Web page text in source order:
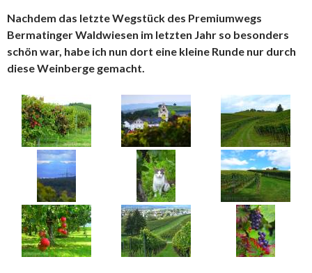
Nachdem das letzte Wegstück des Premiumwegs
Bermatinger Waldwiesen im letzten Jahr so besonders
schön war, habe ich nun dort eine kleine Runde nur durch
diese Weinberge gemacht.